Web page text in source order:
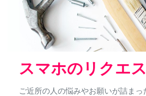
スマホのリクエ
ご近所の人の悩みやお願いが詰まっ